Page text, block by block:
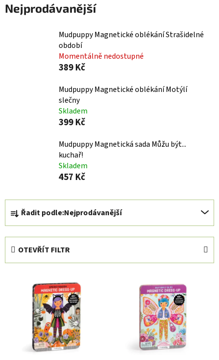
Nejprodávanější
Mudpuppy Magnetické oblékání Strašidelné
období
Momentálně nedostupné
389 Kč
Mudpuppy Magnetické oblékání Motýlí
slečny
Skladem
399 Kč
Mudpuppy Magnetická sada Můžu být... ​​
kuchař!
Skladem
457 Kč
Ř
a
z
Řadit podle:Nejprodávanější
OTEVŘÍT FILTR